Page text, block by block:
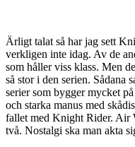
Ärligt talat så har jag sett
verkligen inte idag. Av de
som håller viss klass. Men
så stor i den serien. Sådana
serier som bygger mycket
och starka manus med
fallet med Knight Rider. Air
två. Nostalgi ska man akta